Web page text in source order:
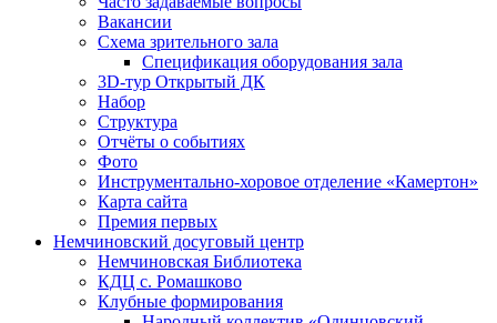
Вакансии
Схема зрительного зала
Спецификация оборудования зала
3D-тур Открытый ДК
Набор
Структура
Отчёты о событиях
Фото
Инструментально-хоровое отделение «Камертон»
Карта сайта
Премия первых
Немчиновский досуговый центр
Немчиновская Библиотека
КДЦ с. Ромашково
Клубные формирования